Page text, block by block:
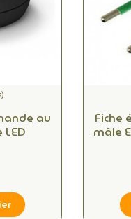
au
Fiche
mâle